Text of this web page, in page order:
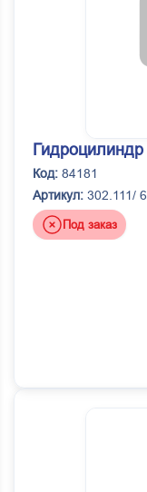
Код: 84181
Артикул: 302.111/
Под заказ